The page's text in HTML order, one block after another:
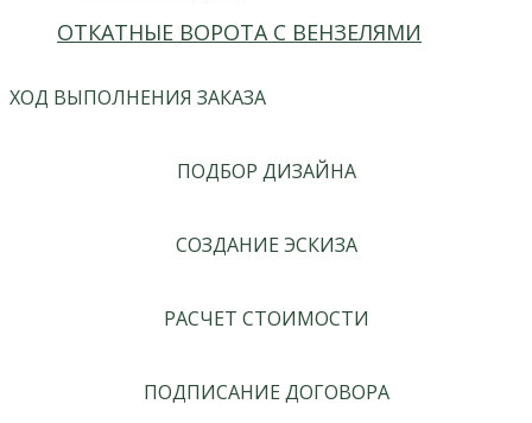
ОТКАТНЫЕ ВОРОТА С ВЕНЗЕЛЯМИ
ХОД ВЫПОЛНЕНИЯ ЗАКАЗА
ПОДБОР ДИЗАЙНА
СОЗДАНИЕ ЭСКИЗА
РАСЧЕТ СТОИМОСТИ
ПОДПИСАНИЕ ДОГОВОРА